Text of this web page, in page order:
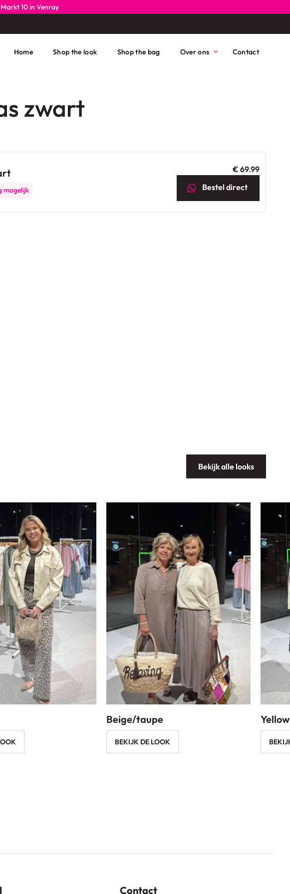
10 in Venray
Home Shop the look Shop the bag Over ons Contact
zwart
mogelijk
€ 69.99
Bestel direct
Bekijk alle looks
Beige/taupe
BEKIJK DE LOOK
Yellow
Contact